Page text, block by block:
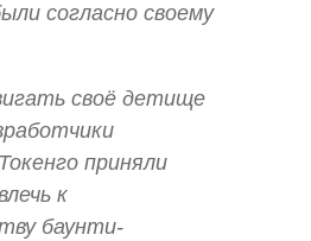
согласно своему
своё детище
приняли
к
баунти-